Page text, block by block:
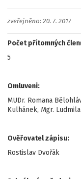
zveřejněno: 20. 7. 2017
Počet přítomných
5
Omluveni:
MUDr. Romana
Kulhánek, Mgr.
Ověřovatel zápisu:
Rostislav Dvořák